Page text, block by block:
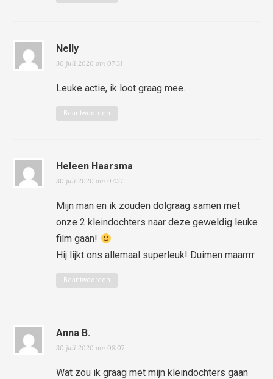
Nelly
30 juli 2020 om 07:31
Leuke actie, ik loot graag mee.
Beantwoorden
Heleen Haarsma
30 juli 2020 om 07:57
Mijn man en ik zouden dolgraag samen met
onze 2 kleindochters naar deze geweldig leuke
film gaan!
Hij lijkt ons allemaal superleuk! Duimen maarrrr
Beantwoorden
Anna B.
30 juli 2020 om 08:07
Wat zou ik graag met mijn kleindochters gaan